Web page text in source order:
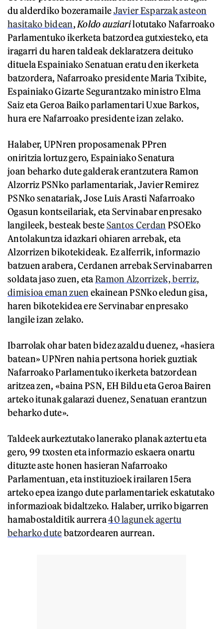
du alderdiko bozeramaileJavier Esparzak asteon
hasitako bidean, Koldo auziarilotutako Nafarroako
Parlamentuko ikerketa batzordea gutxiesteko, eta
iragarri du haren taldeak deklaratzera deituko
dituela Espainiako Senatuan eratu den ikerketa
batzordera, Nafarroako presidente Maria Txibite,
Espainiako Gizarte Segurantzako ministro Elma
Saiz eta Geroa Baiko parlamentari Uxue Barkos,
hura ere Nafarroako presidente izan zelako.
Halaber, UPNren proposamenak PPren
oniritzia lortuz gero, Espainiako Senatura
joan beharko dute galderak erantzutera Ramon
Alzorriz PSNko parlamentariak, Javier Remirez
PSNko senatariak, Jose Luis Arasti Nafarroako
Ogasun kontseilariak, eta Servinabar enpresako
langileek, besteak besteSantos Cerdan PSOEko
Antolakuntza idazkari ohiaren arrebak, eta
Alzorrizen bikotekideak. Ez alferrik, informazio
batzuen arabera, Cerdanen arrebak Servinabarren
soldata jaso zuen, etaRamon Alzorrizek, berriz,
dimisioa eman zuen ekainean PSNko eledun gisa,
haren bikotekidea ere Servinabar enpresako
langile izan zelako.
Ibarrolak ohar baten bidez azaldu duenez, «hasiera
batean» UPNren nahia pertsona horiek guztiak
Nafarroako Parlamentuko ikerketa batzordean
aritzea zen, «baina PSN, EH Bildu eta Geroa Bairen
arteko itunak galarazi duenez, Senatuan erantzun
beharko dute».
Taldeek aurkeztutako lanerako planak aztertu eta
gero, 99 txosten eta informazio eskaera onartu
dituzte aste honen hasieran Nafarroako
Parlamentuan, eta instituzioek irailaren 15era
arteko epea izango dute parlamentariek eskatutako
informazioak bidaltzeko. Halaber, urriko bigarren
hamabostalditik aurrera40 lagunek agertu
beharko dutebatzordearen aurrean.